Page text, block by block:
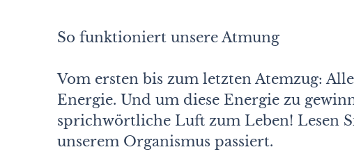
So funktioniert unsere Atmung
Vom ersten bis zum letzten Atemzug:
Energie. Und um diese Energie zu
sprichwörtliche Luft zum Leben! Lesen
unserem Organismus passiert.